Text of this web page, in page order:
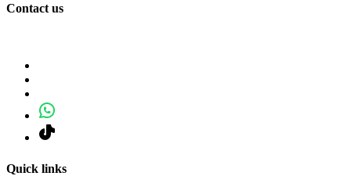
Contact us
Quick links